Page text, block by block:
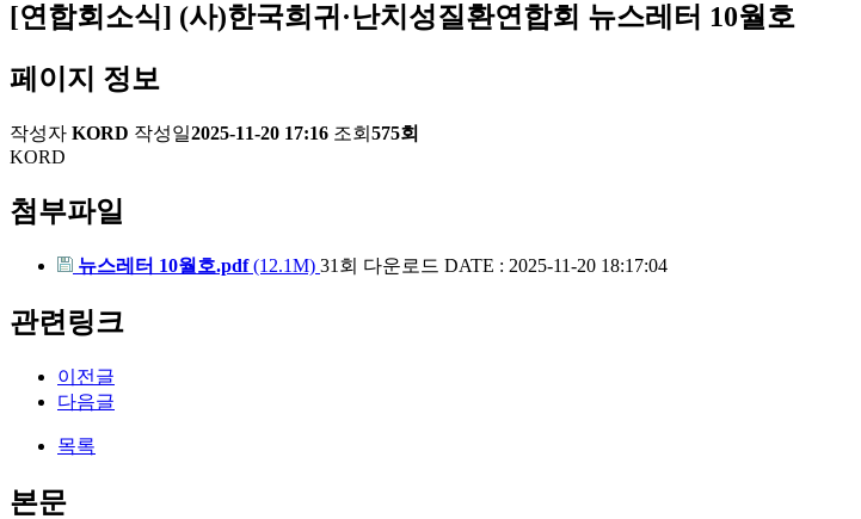
[연합회소식] (사)한국희귀·난치성질환연합회 뉴스레터 10월호
페이지 정보
작성자 KORD 작성일2025-11-20 17:16 조회 575회
KORD
첨부파일
뉴스레터 10월호.pdf(12.1M) 31회 다운로드 DATE : 2025-11-20 18:17:04
관련링크
이전글
다음글
목록
본문